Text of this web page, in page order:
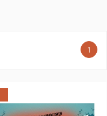
1